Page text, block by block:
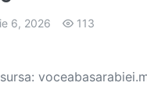
6, 2026 113